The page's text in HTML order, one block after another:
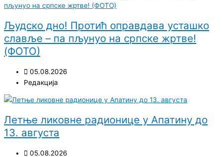
Људско дно! Протић оправдава усташко
славље – па пљунуо на српске жртве!
(ФОТО)
05.08.2026
Редакција
Летње ликовне радионице у Апатину до
13. августа
05.08.2026